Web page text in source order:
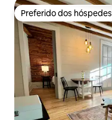
Preferido dos hóspedes
Preferido dos hóspedes